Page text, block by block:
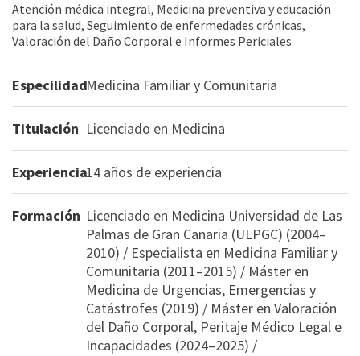
Atención médica integral, Medicina preventiva y educación
para la salud, Seguimiento de enfermedades crónicas,
Valoración del Daño Corporal e Informes Periciales
EspecilidadMedicina Familiar y Comunitaria
Titulación Licenciado en Medicina
Experiencia14 años de experiencia
Formación Licenciado en Medicina Universidad de Las
Palmas de Gran Canaria (ULPGC) (2004–
2010) / Especialista en Medicina Familiar y
Comunitaria (2011–2015) / Máster en
Medicina de Urgencias, Emergencias y
Catástrofes (2019) / Máster en Valoración
del Daño Corporal, Peritaje Médico Legal e
Incapacidades (2024–2025) /